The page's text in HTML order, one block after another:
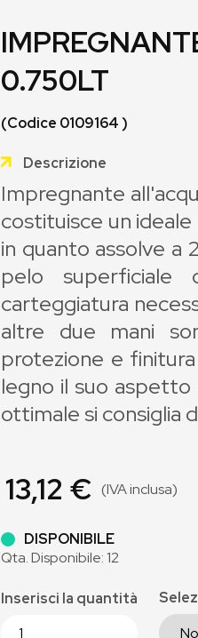
0.750LT
(Codice 0109164 )
Descrizione
Impregnante
costituisce un
in quanto assolve a
pelo superficiale
carteggiatura
altre due mani
protezione e
legno il suo
ottimale si consiglia
13,12 € (IVA inclusa)
DISPONIBILE
Qta. Disponibile: 12
Inserisci la quantità